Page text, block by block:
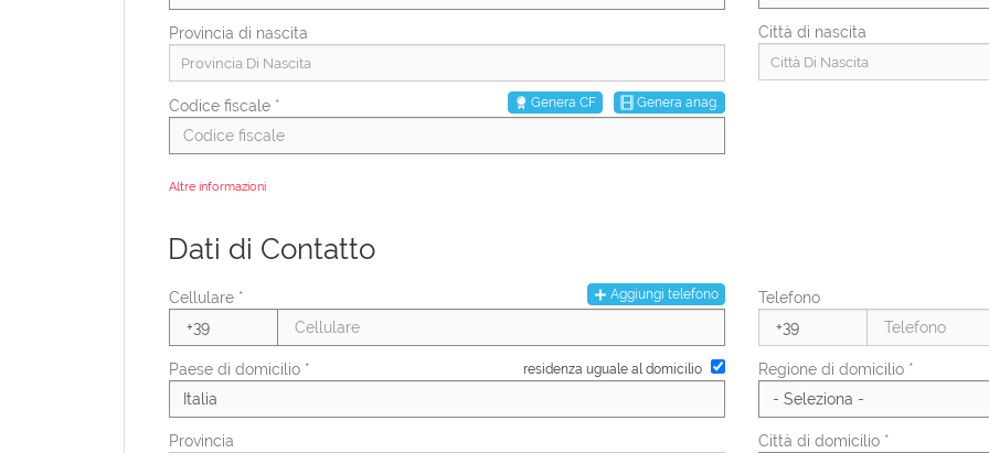
Provincia di nascita
Provincia Di Nascita
Codice fiscale * Genera anag.
Genera CF
Città di nascita
Città Di Nascita
Altre informazioni
Stato civile
Condizioni di svantaggio
Numero di figli
PAL
Dati di Contatto
Cellulare * Aggiungi telefono Telefono
Paese di domicilio * residenza uguale al domicilio
Provincia
Regione di domicilio *
Città di domicilio *